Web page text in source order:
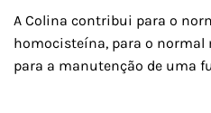
A Colina contribui para o
homocisteína, para o
para a manutenção de uma